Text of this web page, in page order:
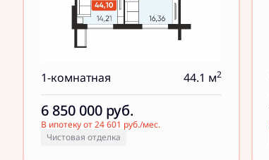
1-комнатная 44.1 м2
6 850 000 руб.
В ипотеку от 24 601 руб./мес.
Чистовая отделка